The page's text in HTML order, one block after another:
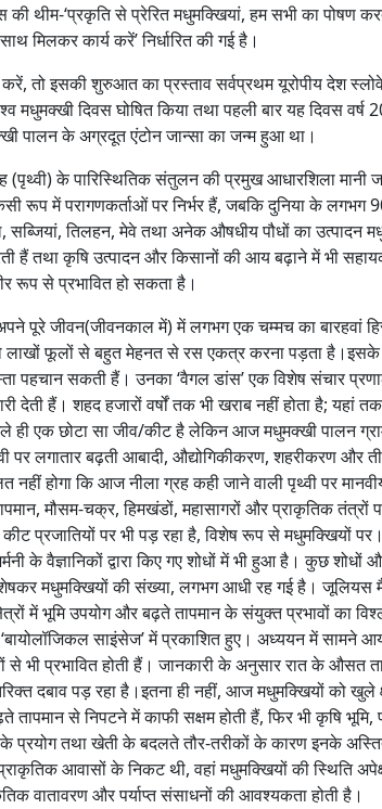
की थीम-‘प्रकृति से प्रेरित मधुमक्खियां, हम सभी का पोषण
मिलकर कार्य करें’ निर्धारित की गई है।
तो इसकी शुरुआत का प्रस्ताव सर्वप्रथम यूरोपीय देश
मधुमक्खी दिवस घोषित किया तथा पहली बार यह दिवस वर्ष
पालन के अग्रदूत एंटोन जान्सा का जन्म हुआ था।
(पृथ्वी) के पारिस्थितिक संतुलन की प्रमुख आधारशिला मानी
में परागणकर्ताओं पर निर्भर हैं, जबकि दुनिया के लगभग
तिलहन, मेवे तथा अनेक औषधीय पौधों का उत्पादन
हैं तथा कृषि उत्पादन और किसानों की आय बढ़ाने में भी
रूप से प्रभावित हो सकता है।
पूरे जीवन(जीवनकाल में) में लगभग एक चम्मच का बारहवां
लाखों फूलों से बहुत मेहनत से रस एकत्र करना पड़ता है।इसके
पहचान सकती हैं। उनका ‘वैगल डांस’ एक विशेष संचार
हैं। शहद हजारों वर्षों तक भी खराब नहीं होता है; यहां तक
ही एक छोटा सा जीव/कीट है लेकिन आज मधुमक्खी पालन
पर लगातार बढ़ती आबादी, औद्योगिकीकरण, शहरीकरण और
नहीं होगा कि आज नीला ग्रह कही जाने वाली पृथ्वी पर
मौसम-चक्र, हिमखंडों, महासागरों और प्राकृतिक तंत्रों
प्रजातियों पर भी पड़ रहा है, विशेष रूप से मधुमक्खियों
के वैज्ञानिकों द्वारा किए गए शोधों में भी हुआ है। कुछ
मधुमक्खियों की संख्या, लगभग आधी रह गई है। जूलियस
में भूमि उपयोग और बढ़ते तापमान के संयुक्त प्रभावों का
‘बायोलॉजिकल साइंसेज’ में प्रकाशित हुए। अध्ययन में सामने
भी प्रभावित होती हैं। जानकारी के अनुसार रात के औसत
दबाव पड़ रहा है।इतना ही नहीं, आज मधुमक्खियों को खुले
तापमान से निपटने में काफी सक्षम होती हैं, फिर भी कृषि
तथा खेती के बदलते तौर-तरीकों के कारण इनके
आवासों के निकट थी, वहां मधुमक्खियों की स्थिति
वातावरण और पर्याप्त संसाधनों की आवश्यकता होती है।